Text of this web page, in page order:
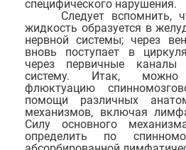
специфического нарушения.
Следует вспомнить,
жидкость образуется в
нервной системы; через
вновь поступает в
через первичные
систему. Итак, можно
флюктуацию
помощи различных
механизмов, включая
Силу основного
определить по